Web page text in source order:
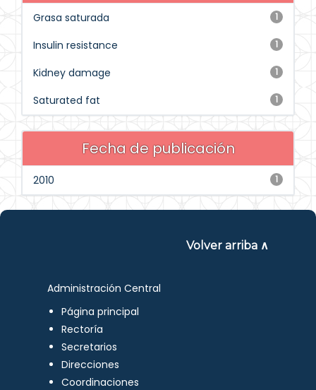
1
Grasa saturada
1
Insulin resistance
1
Kidney damage
1
Saturated fat
Fecha de publicación
1
2010
Volver arriba ∧
Administración Central
Página principal
Rectoría
Secretarios
Direcciones
Coordinaciones